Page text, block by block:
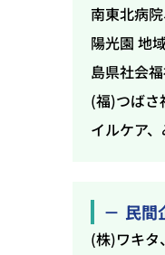
南東北病
陽光園 地
島県社会
(福)つばさ
イルケア
民間
(株)ワキタ